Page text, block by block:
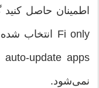
نمی‌شود.